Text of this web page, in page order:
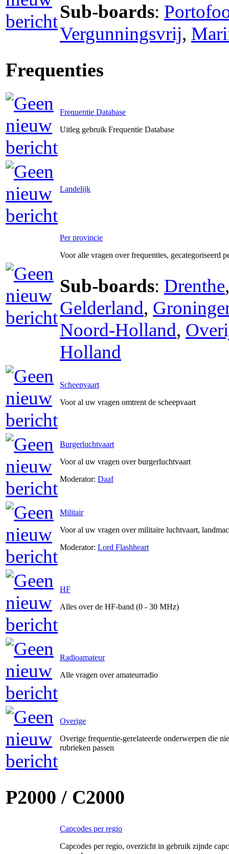
Sub-boards:
Vergunningsvrij,
Frequenties
Frequentie Database
Uitleg gebruik Frequentie Database
Landelijk
Per provincie
Voor alle vragen over frequenties, gecategoriseerd
Sub-boards: Drenthe
Gelderland,
Noord-Holland,
Holland
Scheepvaart
Voor al uw vragen omtrent de scheepvaart
Burgerluchtvaart
Voor al uw vragen over burgerluchtvaart
Moderator: Daaf
Militair
Voor al uw vragen over militaire luchtvaart,
Moderator: Lord Flashheart
HF
Alles over de HF-band (0 - 30 MHz)
Radioamateur
Alle vragen over amateurradio
Overige
Overige frequentie-gerelateerde onderwerpen die
rubrieken passen
P2000 / C2000
Capcodes per regio
Capcodes per regio, overzicht in gebruik zijnde